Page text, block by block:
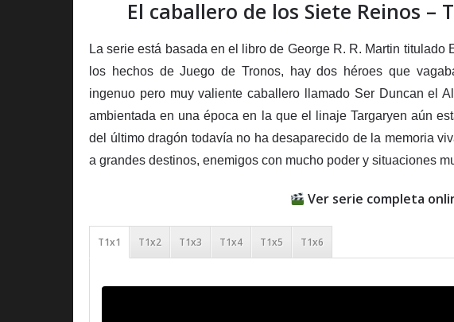
El caballero de los Siete Reinos –
La serie está basada en el libro de George R. R. Martin
los hechos de Juego de Tronos, hay dos héroes que
ingenuo pero muy valiente caballero llamado Ser Duncan el
ambientada en una época en la que el linaje Targaryen aún
del último dragón todavía no ha desaparecido de la memoria
a grandes destinos, enemigos con mucho poder y situaciones
Ver serie completa
T1x1 T1x2 T1x3 T1x4 T1x5 T1x6